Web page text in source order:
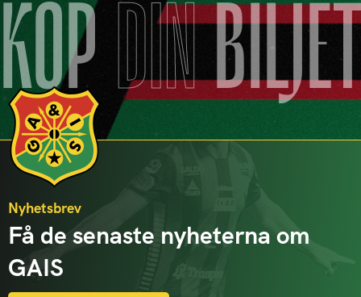
KÖPDIN
Nyhetsbrev
Få de senaste nyheterna om
GAIS